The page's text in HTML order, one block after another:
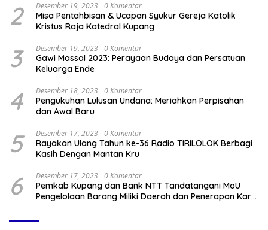
2 Desember 19, 2023 0 Komentar
Misa Pentahbisan & Ucapan Syukur Gereja Katolik
Kristus Raja Katedral Kupang
3 Desember 19, 2023 0 Komentar
Gawi Massal 2023: Perayaan Budaya dan Persatuan
Keluarga Ende
4 Desember 18, 2023 0 Komentar
Pengukuhan Lulusan Undana: Meriahkan Perpisahan
dan Awal Baru
5 Desember 17, 2023 0 Komentar
Rayakan Ulang Tahun ke-36 Radio TIRILOLOK Berbagi
Kasih Dengan Mantan Kru
6 Desember 17, 2023 0 Komentar
Pemkab Kupang dan Bank NTT Tandatangani MoU
Pengelolaan Barang Miliki Daerah dan Penerapan Kartu